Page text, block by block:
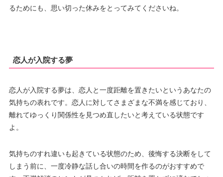
るためにも、思い切った休みをとってみてくださいね。
恋人が入院する夢
恋人が入院する夢は、恋人と一度距離を置きたいというあなたの
気持ちの表れです。恋人に対してさまざまな不満を感じており、
離れてゆっくり関係性を見つめ直したいと考えている状態です
よ。
気持ちのすれ違いも起きている状態のため、後悔する決断をして
しまう前に、一度冷静な話し合いの時間を作るのがおすすめで